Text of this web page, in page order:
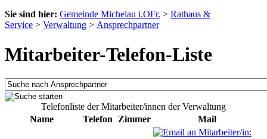
Sie sind hier: Gemeinde Michelau i.OFr. > Rathaus &
Service > Verwaltung > Ansprechpartner
Mitarbeiter-Telefon-Liste
Telefonliste der Mitarbeiter/innen der Verwaltung
Name
Telefon Zimmer Mail